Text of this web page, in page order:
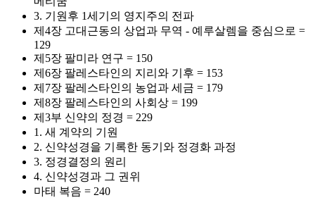
3. 기원후 1세기의 영지주의 전파
제4장 고대근동의 상업과 무역 - 예루살렘을 중심으로 =
129
제5장 팔미라 연구 = 150
제6장 팔레스타인의 지리와 기후 = 153
제7장 팔레스타인의 농업과 세금 = 179
제8장 팔레스타인의 사회상 = 199
제3부 신약의 정경 = 229
1. 새 계약의 기원
2. 신약성경을 기록한 동기와 정경화 과정
3. 정경결정의 원리
4. 신약성경과 그 권위
마태 복음 = 240